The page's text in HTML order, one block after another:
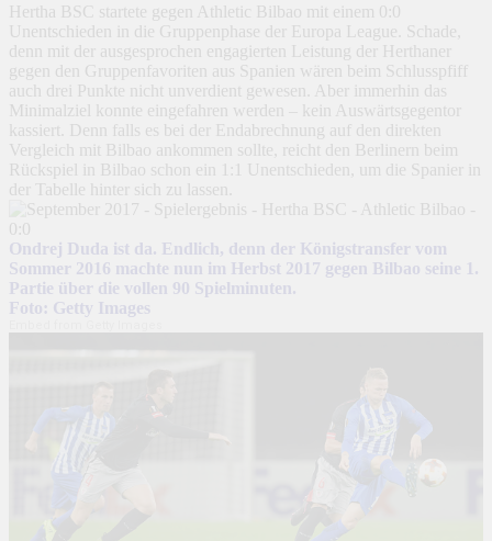
Hertha BSC startete gegen Athletic Bilbao mit einem 0:0
Unentschieden in die Gruppenphase der Europa League. Schade,
denn mit der ausgesprochen engagierten Leistung der Herthaner
gegen den Gruppenfavoriten aus Spanien wären beim Schlusspfiff
auch drei Punkte nicht unverdient gewesen. Aber immerhin das
Minimalziel konnte eingefahren werden – kein Auswärtsgegentor
kassiert. Denn falls es bei der Endabrechnung auf den direkten
Vergleich mit Bilbao ankommen sollte, reicht den Berlinern beim
Rückspiel in Bilbao schon ein 1:1 Unentschieden, um die Spanier in
der Tabelle hinter sich zu lassen.
Ondrej Duda ist da. Endlich, denn der Königstransfer vom
Sommer 2016 machte nun im Herbst 2017 gegen Bilbao seine 1.
Partie über die vollen 90 Spielminuten.
Foto: Getty Images